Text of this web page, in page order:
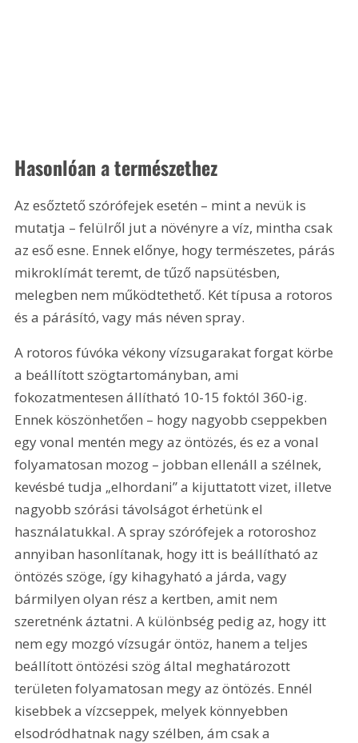
Hasonlóan a természethez
Az esőztető szórófejek esetén – mint a nevük is
mutatja – felülről jut a növényre a víz, mintha csak
az eső esne. Ennek előnye, hogy természetes, párás
mikroklímát teremt, de tűző napsütésben,
melegben nem működtethető. Két típusa a rotoros
és a párásító, vagy más néven spray.
A rotoros fúvóka vékony vízsugarakat forgat körbe
a beállított szögtartományban, ami
fokozatmentesen állítható 10-15 foktól 360-ig.
Ennek köszönhetően – hogy nagyobb cseppekben
egy vonal mentén megy az öntözés, és ez a vonal
folyamatosan mozog – jobban ellenáll a szélnek,
kevésbé tudja „elhordani” a kijuttatott vizet, illetve
nagyobb szórási távolságot érhetünk el
használatukkal. A spray szórófejek a rotoroshoz
annyiban hasonlítanak, hogy itt is beállítható az
öntözés szöge, így kihagyható a járda, vagy
bármilyen olyan rész a kertben, amit nem
szeretnénk áztatni. A különbség pedig az, hogy itt
nem egy mozgó vízsugár öntöz, hanem a teljes
beállított öntözési szög által meghatározott
területen folyamatosan megy az öntözés. Ennél
kisebbek a vízcseppek, melyek könnyebben
elsodródhatnak nagy szélben, ám csak a